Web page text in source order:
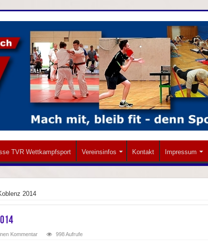
TVR Wettkampfsport Vereinsinfos Kontakt Impressum
2014
Kommentar 998 Aufrufe